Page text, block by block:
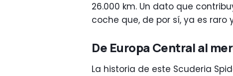
26.000 km. Un dato que
coche que, de por sí, ya es raro
De Europa Central al
La historia de este Scuderia